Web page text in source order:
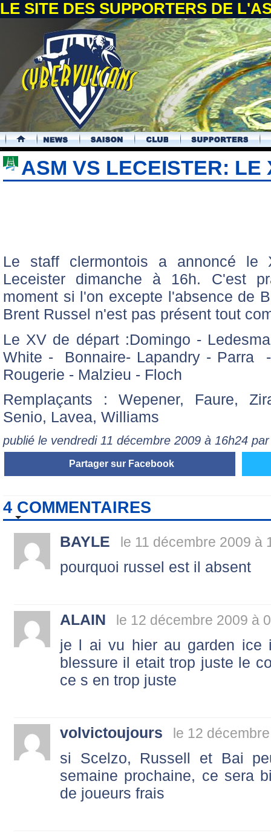
LE SITE DES SUPPORTERS DE
.
ASM VS LECEISTER: LE
Le staff clermontois a annoncé le
Leceister dimanche à 16h. C'est
moment si l'on excepte l'absence de
Brent Russel n'est pas présent tout
Le XV de départ :Domingo -
White - Bonnaire- Lapandry -
Rougerie - Malzieu - Floch
Remplaçants : Wepener, Faure,
Senio, Lavea, Williams
publié le vendredi 11 décembre 2009 à 16h24
Partager sur Facebook
4 COMMENTAIRES
BAYLE le 11 décembre 2009 à
pourquoi russel est il absent
ALAIN le 12 décembre 2009 à
je l ai vu hier au garden
blessure il etait trop juste le
ce s en trop juste
volvictoujours le 12
si Scelzo, Russell et Bai
semaine prochaine, ce sera
de joueurs frais